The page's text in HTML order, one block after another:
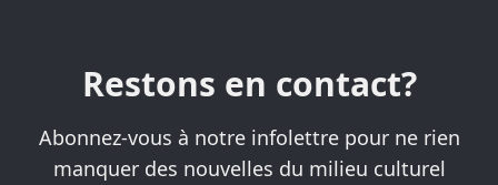
Restons en contact?
Abonnez-vous à notre infolettre pour ne rien
manquer des nouvelles du milieu culturel